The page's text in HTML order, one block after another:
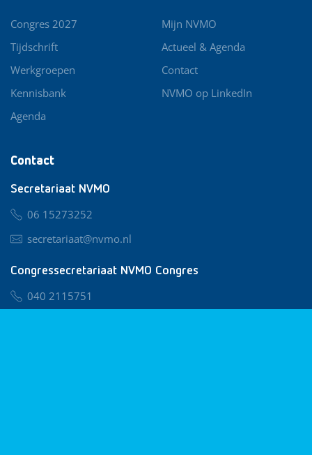
Contact
Secretariaat NVMO
06 15273252
secretariaat@nvmo.nl
Congressecretariaat NVMO Congres
040 2115751
Congres 2027
Tijdschrift
Werkgroepen
Kennisbank
Agenda
Mijn NVMO
Actueel & Agenda
Contact
NVMO op LinkedIn